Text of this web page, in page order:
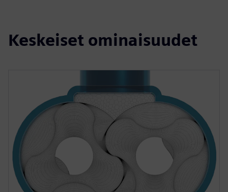
Keskeiset ominaisuudet